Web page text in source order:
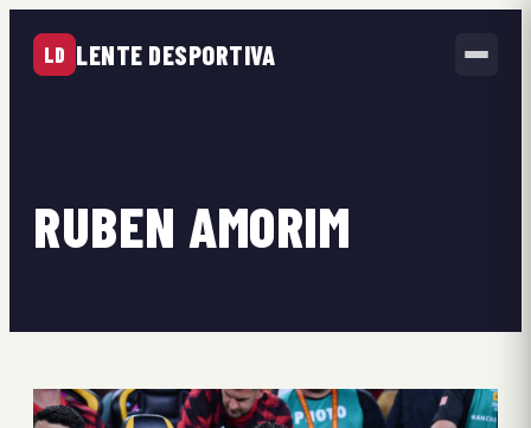
LD LENTE DESPORTIVA
RUBEN AMORIM